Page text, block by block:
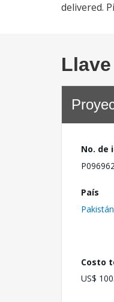
delivered.
No. de
País
Pakistán
Costo
US$